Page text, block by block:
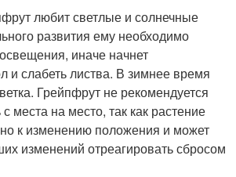
любит светлые и солнечные
развития ему необходимо
иначе начнет
и слабеть листва. В зимнее время
Грейпфрут не рекомендуется
места на место, так как растение
к изменению положения и может
изменений отреагировать сбросом